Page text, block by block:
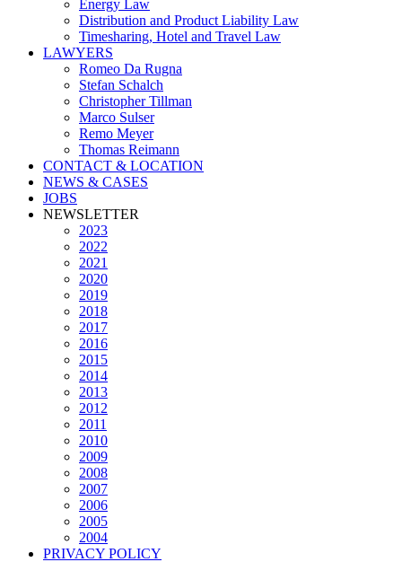
Energy Law
Distribution and Product Liability Law
Timesharing, Hotel and Travel Law
LAWYERS
Romeo Da Rugna
Stefan Schalch
Christopher Tillman
Marco Sulser
Remo Meyer
Thomas Reimann
CONTACT & LOCATION
NEWS & CASES
JOBS
NEWSLETTER
2023
2022
2021
2020
2019
2018
2017
2016
2015
2014
2013
2012
2011
2010
2009
2008
2007
2006
2005
2004
PRIVACY POLICY